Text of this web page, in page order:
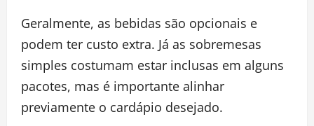
Geralmente, as bebidas são opcionais e
podem ter custo extra. Já as sobremesas
simples costumam estar inclusas em alguns
pacotes, mas é importante alinhar
previamente o cardápio desejado.